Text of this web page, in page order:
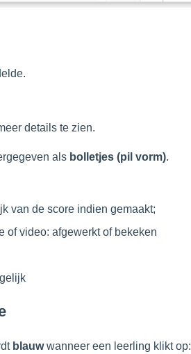
details te zien.
als bolletjes (pil vorm).
van de score indien gemaakt;
of video: afgewerkt of bekeken
blauwwanneer een leerling klikt op: